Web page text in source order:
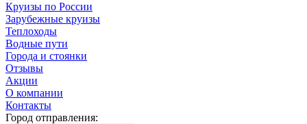
Круизы по России
Зарубежные круизы
Теплоходы
Водные пути
Города и стоянки
Отзывы
Акции
О компании
Контакты
Город отправления: